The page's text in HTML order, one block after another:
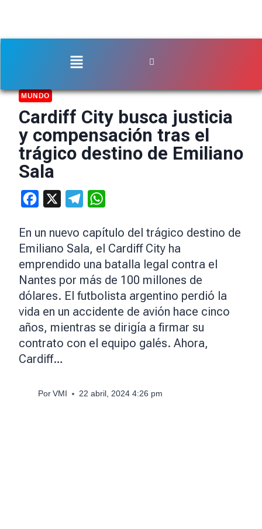
MUNDO
Cardiff City busca justicia
y compensación tras el
trágico destino de Emiliano
Sala
Facebook Telegram
En un nuevo capítulo del trágico destino de
Emiliano Sala, el Cardiff City ha
emprendido una batalla legal contra el
Nantes por más de 100 millones de
dólares. El futbolista argentino perdió la
vida en un accidente de avión hace cinco
años, mientras se dirigía a firmar su
contrato con el equipo galés. Ahora,
Cardiff…
Por VMI 22 abril, 2024 4:26 pm